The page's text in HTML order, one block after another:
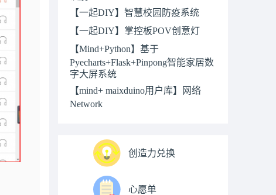
【一起DIY】智慧校园防疫系统
【一起DIY】掌控板POV创意灯
【Mind+Python】基于
Pyecharts+Flask+Pinpong智能家居数
字大屏系统
【mind+ maixduino用户库】网络
Network
创造力兑换
心愿单